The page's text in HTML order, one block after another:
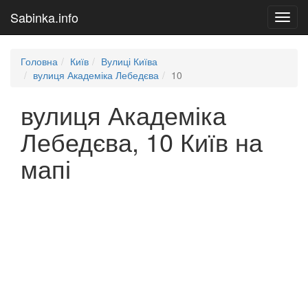
Sabinka.info
Головна Київ
Вулиці Київа
вулиця Академіка Лебедєва
10
вулиця Академіка
Лебедєва, 10 Київ на
мапі